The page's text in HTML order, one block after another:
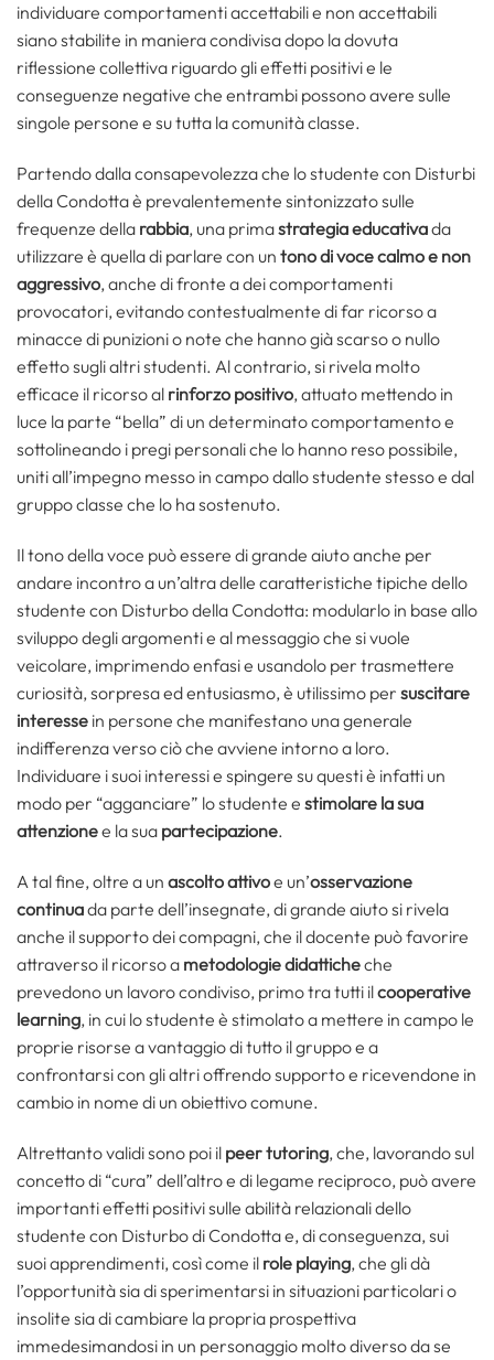
individuare comportamenti accettabili e non accettabili
siano stabilite in maniera condivisa dopo la dovuta
riflessione collettiva riguardo gli effetti positivi e le
conseguenze negative che entrambi possono avere sulle
singole persone e su tutta la comunità classe.
Partendo dalla consapevolezza che lo studente con Disturbi
della Condotta è prevalentemente sintonizzato sulle
frequenze della rabbia, una primastrategiaeducativada
utilizzare è quella di parlare con un tono di vocecalmo e non
aggressivo, anche di fronte a dei comportamenti
provocatori, evitando contestualmente di far ricorso a
minacce di punizioni o note che hanno già scarso o nullo
effetto sugli altri studenti. Al contrario, si rivela molto
efficace il ricorso al rinforzo positivo, attuato mettendo in
luce la parte “bella” di un determinato comportamento e
sottolineando i pregi personali che lo hanno reso possibile,
uniti all’impegno messo in campo dallo studente stesso e dal
gruppo classe che lo ha sostenuto.
Il tono della voce può essere di grande aiuto anche per
andare incontro a un’altra delle caratteristiche tipiche dello
studente con Disturbo della Condotta: modularlo in base allo
sviluppo degli argomenti e al messaggio che si vuole
veicolare, imprimendo enfasi e usandolo per trasmettere
curiosità, sorpresa ed entusiasmo, è utilissimo per suscitare
interesse in persone che manifestano una generale
indifferenza verso ciò che avviene intorno a loro.
Individuare i suoi interessi e spingere su questi è infatti un
modo per “agganciare” lo studente e stimolare la sua
attenzionee la sua partecipazione.
A tal fine, oltre a un ascolto attivoe un’osservazione
continuada parte dell’insegnate, di grande aiuto si rivela
anche il supporto dei compagni, che il docente può favorire
attraverso il ricorso a metodologie didatticheche
prevedono un lavoro condiviso, primo tra tutti ilcooperative
learning, in cui lo studente è stimolato a mettere in campo le
proprie risorse a vantaggio di tutto il gruppo e a
confrontarsi con gli altri offrendo supporto e ricevendone in
cambio in nome di un obiettivo comune.
Altrettanto validi sono poi il peer tutoring, che, lavorando sul
concetto di “cura” dell’altro e di legame reciproco, può avere
importanti effetti positivi sulle abilità relazionali dello
studente con Disturbo di Condotta e, di conseguenza, sui
suoi apprendimenti, così come il role playing, che gli dà
l’opportunità sia di sperimentarsi in situazioni particolari o
insolite sia di cambiare la propria prospettiva
immedesimandosi in un personaggio molto diverso da se